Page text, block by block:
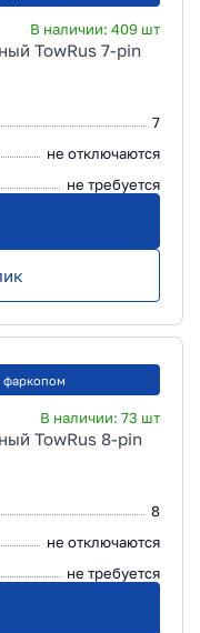
В наличии: 409 шт
TowRus 7-pin
7
не отключаются
не требуется
фаркопом
В наличии: 73 шт
TowRus 8-pin
8
не отключаются
не требуется